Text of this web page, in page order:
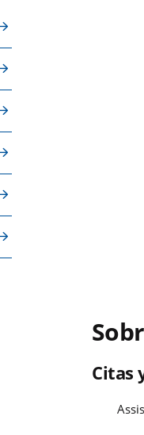
Citas